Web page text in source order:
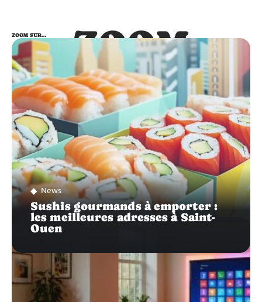
ZOOM
SUR…
ZOOM SUR…
News
Sushis gourmands à emporter :
les meilleures adresses à Saint-
Ouen